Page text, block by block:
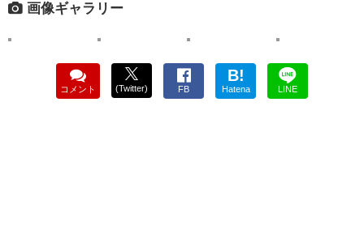
画像ギャラリー
コメント (Twitter) FB
B!
Hatena LINE